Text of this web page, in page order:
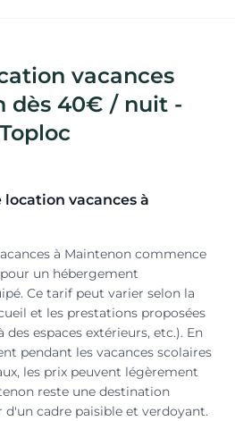
vacances
dès 40€ / nuit -
Toploc
vacances à
à Maintenon commence
un hébergement
Ce tarif peut varier selon la
et les prestations proposées
des espaces extérieurs, etc.). En
pendant les vacances scolaires
les prix peuvent légèrement
reste une destination
cadre paisible et verdoyant.